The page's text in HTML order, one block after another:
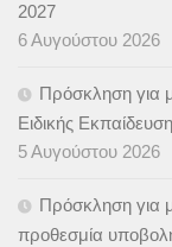
2027
6 Αυγούστου 2026
Πρόσκληση για
Ειδικής
5 Αυγούστου 2026
Πρόσκληση για
προθεσμία